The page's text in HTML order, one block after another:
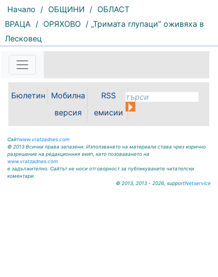
113 | 2026-08-06 09:46:54
Купа Гърков „Визия 3“.
необичаен формат на 30 юли, 31
юли и 1 август на картинг пистата
във Враца. Всички...
Начало / ОБЩИНИ / ОБЛАСТ
ВРАЦА / ОРЯХОВО / „Тримата глупаци” оживяха в
Лесковец
Бюлетин
Мобилна
версия
RSS
емисии
Сайтwww.vratzadnes.com
© 2013 Всички права запазени. Използването на материали става чрез изрично
разрешение на редакционния екип, като позоваването на
www.vratzadnes.com
е задължително. Сайтът не носи отговорност за публикуваните читателски
коментари.
© 2013, 2013 - 2026, supportNetservice